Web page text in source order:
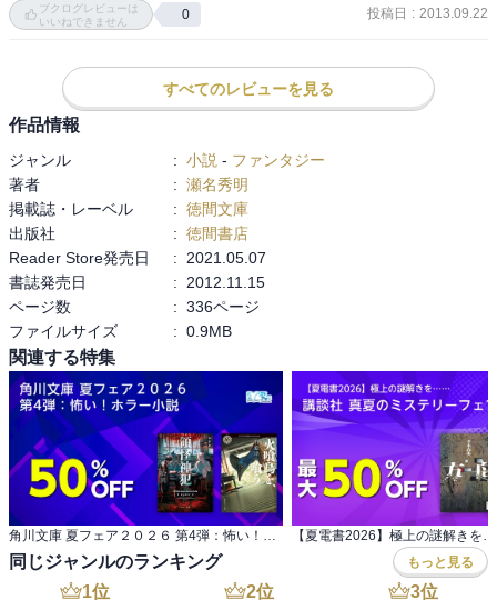
ブクログレビューは
いいねできません
0 投稿日 : 2013.09.22
すべてのレビューを見る
作品情報
ジャンル : 小説 - ファンタジー
著者
: 瀬名秀明
掲載誌・レーベル
: 徳間文庫
出版社
: 徳間書店
Reader Store発売日
:
2021.05.07
書誌発売日
:
2012.11.15
ページ数
: 336ページ
ファイルサイズ
: 0.9MB
関連する特集
角川文庫 夏フェア２０２６ 第4弾：怖い！ホラー小説
同じジャンルのランキング もっと見る
1位 2位 3位